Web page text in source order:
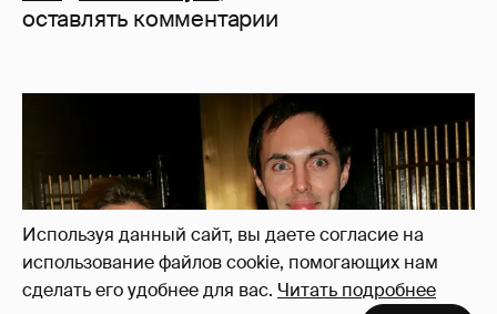
Используя данный сайт, вы даете согласие на
использование файлов cookie, помогающих нам
сделать его удобнее для вас. Читать подробнее
оставлять комментарии